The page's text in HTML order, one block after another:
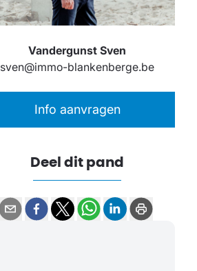
Vandergunst Sven
sven@immo-blankenberge.be
Info aanvragen
Deel dit pand